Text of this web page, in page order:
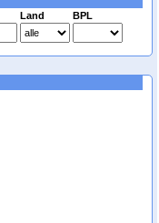
Land BPL